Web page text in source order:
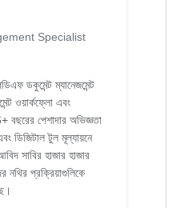
Specialist
ডকুমেন্ট ম্যানেজমেন্ট
ওয়ার্কফ্লো এবং
বছরের পেশাদার অভিজ্ঞতা
ডিজিটাল টুল মূল্যায়নে
সাবির হাজার হাজার
নথির প্রক্রিয়াগুলিকে